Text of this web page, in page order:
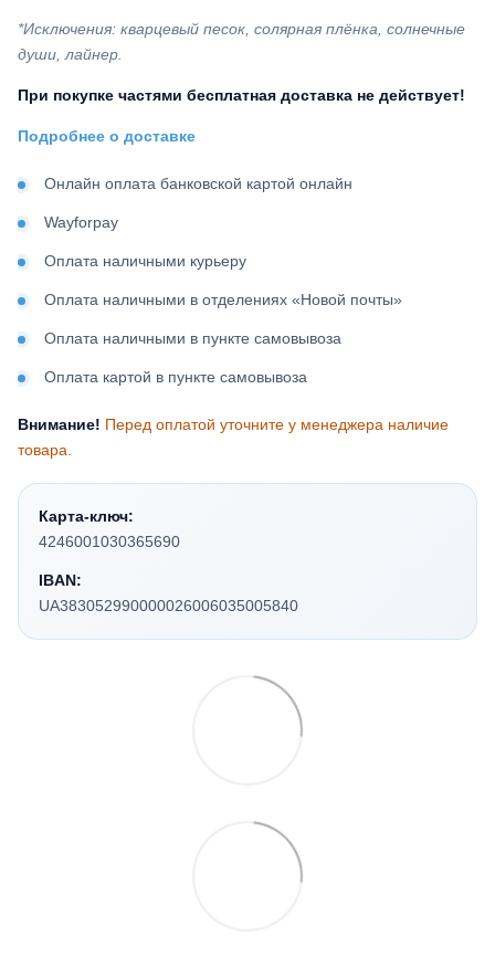
*Исключения: кварцевый песок, солярная плёнка, солнечные
души, лайнер.
При покупке частями бесплатная доставка не действует!
Подробнее о доставке
Онлайн оплата банковской картой онлайн
Wayforpay
Оплата наличными курьеру
Оплата наличными в отделениях «Новой почты»
Оплата наличными в пункте самовывоза
Оплата картой в пункте самовывоза
Внимание! Перед оплатой уточните у менеджера наличие
товара.
Карта-ключ:
4246001030365690
IBAN:
UA383052990000026006035005840